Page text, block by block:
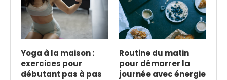
Yoga à la maison :
exercices pour
débutant pas à pas
Routine du matin
pour démarrer la
journée avec énergie